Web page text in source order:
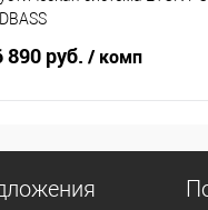
890 руб. / комп